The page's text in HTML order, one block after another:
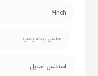
4inch
جنس بدنه پمپ
استنلس استیل